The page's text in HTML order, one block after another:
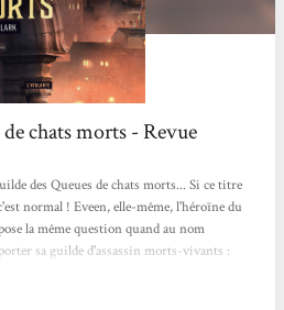
chats morts - Revue
des Queues de chats morts... Si ce titre
normal ! Eveen, elle-même, l'héroïne du
la même question quand au nom
sa guilde d'assassin morts-vivants :
des chats. Pas plus qu'ils n'ont de queues.